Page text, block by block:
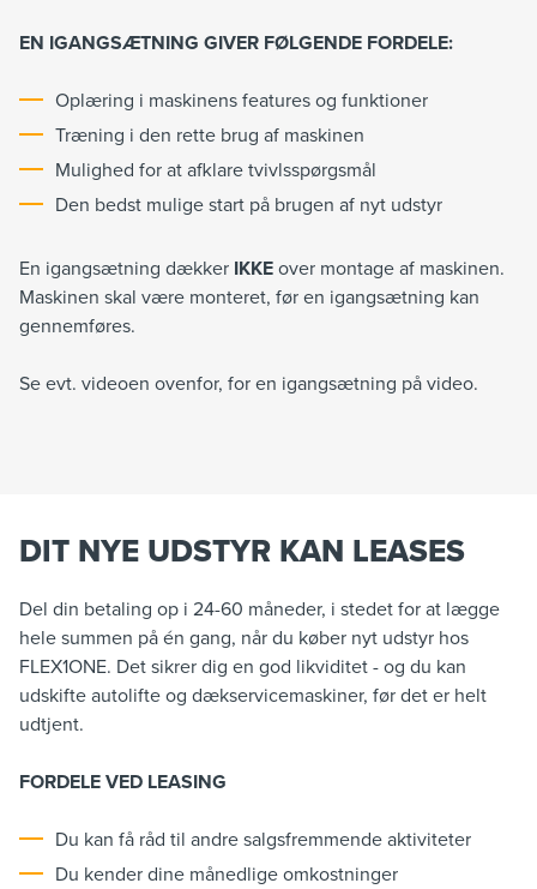
EN IGANGSÆTNING GIVER FØLGENDE FORDELE:
Oplæring i maskinens features og funktioner
Træning i den rette brug af maskinen
Mulighed for at afklare tvivlsspørgsmål
Den bedst mulige start på brugen af nyt udstyr
En igangsætning dækker IKKE over montage af maskinen.
Maskinen skal være monteret, før en igangsætning kan
gennemføres.
Se evt. videoen ovenfor, for en igangsætning på video.
DIT NYE UDSTYR KAN LEASES
Del din betaling op i 24-60 måneder, i stedet for at lægge
hele summen på én gang, når du køber nyt udstyr hos
FLEX1ONE. Det sikrer dig en god likviditet - og du kan
udskifte autolifte og dækservicemaskiner, før det er helt
udtjent.
FORDELE VED LEASING
Du kan få råd til andre salgsfremmende aktiviteter
Du kender dine månedlige omkostninger